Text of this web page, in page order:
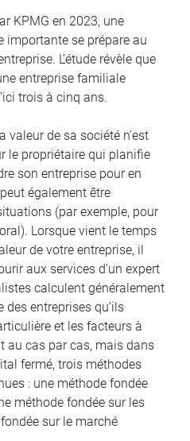
KPMG en 2023, une
se prépare au
L’étude révèle que
entreprise familiale
trois à cinq ans.
valeur de sa société n’est
le propriétaire qui planifie
son entreprise pour en
également être
(par exemple, pour
Lorsque vient le temps
de votre entreprise, il
aux services d’un expert
calculent généralement
entreprises qu’ils
et les facteurs à
au cas par cas, mais dans
fermé, trois méthodes
: une méthode fondée
méthode fondée sur les
sur le marché